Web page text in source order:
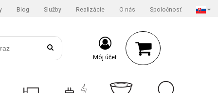
Blog Služby Realizácie O nás Spoločnosť
Môj účet